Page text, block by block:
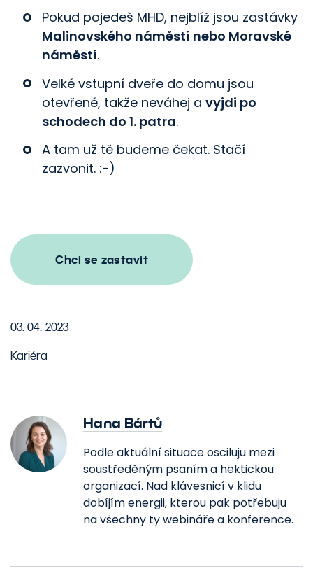
Pokud pojedeš MHD, nejblíž jsou zastávky
Malinovského náměstí nebo Moravské
náměstí.
Velké vstupní dveře do domu jsou
otevřené, takže neváhej a vyjdi po
schodech do 1. patra.
A tam už tě budeme čekat. Stačí
zazvonit. :-)
Chci se zastavit
Kariéra
03. 04. 2023
Hana Bártů
Podle aktuální situace osciluju mezi
soustředěným psaním a hektickou
organizací. Nad klávesnicí v klidu
dobíjím energii, kterou pak potřebuju
na všechny ty webináře a konference.